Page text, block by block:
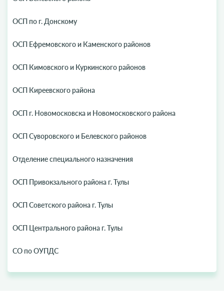
ОСП по г. Донскому
ОСП Ефремовского и Каменского районов
ОСП Кимовского и Куркинского районов
ОСП Киреевского района
ОСП г. Новомосковска и Новомосковского района
ОСП Суворовского и Белевского районов
Отделение специального назначения
ОСП Привокзального района г. Тулы
ОСП Советского района г. Тулы
ОСП Центрального района г. Тулы
СО по ОУПДС